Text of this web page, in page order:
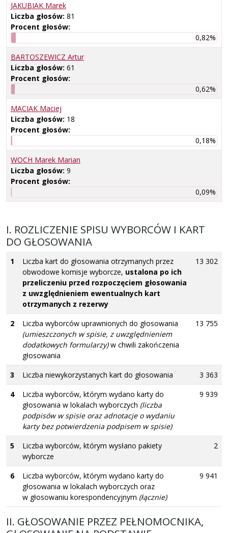
JAKUBIAK Marek
Liczba głosów: 81
Procent głosów:
0,82%
BARTOSZEWICZ Artur
Liczba głosów: 61
Procent głosów:
0,62%
MACIAK Maciej
Liczba głosów: 18
Procent głosów:
0,18%
WOCH Marek Marian
Liczba głosów: 9
Procent głosów:
0,09%
I. ROZLICZENIE SPISU WYBORCÓW I KART
DO GŁOSOWANIA
1
Liczba kart do głosowania otrzymanych przez
obwodowe komisje wyborcze, ustalona po ich
przeliczeniu przed rozpoczęciem głosowania
z uwzględnieniem ewentualnych kart
otrzymanych z rezerwy
13 302
2
Liczba wyborców uprawnionych do głosowania
(umieszczonych w spisie, z uwzględnieniem
dodatkowych formularzy)w chwili zakończenia
głosowania
13 755
3 Liczba niewykorzystanych kart do głosowania
3 363
4
Liczba wyborców, którym wydano karty do
głosowania w lokalach wyborczych (liczba
podpisów w spisie oraz adnotacje o wydaniu
karty bez potwierdzenia podpisem w spisie)
9 939
5
Liczba wyborców, którym wysłano pakiety
wyborcze
2
6
Liczba wyborców, którym wydano karty do
głosowania w lokalach wyborczych oraz
w głosowaniu korespondencyjnym (łącznie)
9 941
II. GŁOSOWANIE PRZEZ PEŁNOMOCNIKA,